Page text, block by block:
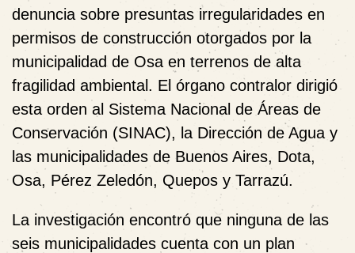
denuncia sobre presuntas irregularidades en
permisos de construcción otorgados por la
municipalidad de Osa en terrenos de alta
fragilidad ambiental. El órgano contralor dirigió
esta orden al Sistema Nacional de Áreas de
Conservación (SINAC), la Dirección de Agua y
las municipalidades de Buenos Aires, Dota,
Osa, Pérez Zeledón, Quepos y Tarrazú.
La investigación encontró que ninguna de las
seis municipalidades cuenta con un plan